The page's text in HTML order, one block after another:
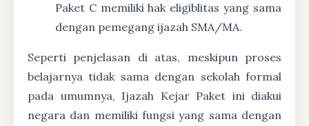
Paket C memiliki hak eligiblitas yang sama
dengan pemegang ijazah SMA/MA.
Seperti penjelasan di atas, meskipun proses
belajarnya tidak sama dengan sekolah formal
pada umumnya, Ijazah Kejar Paket ini diakui
negara dan memiliki fungsi yang sama dengan